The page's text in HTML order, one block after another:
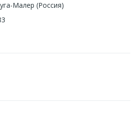
Малер (Россия)